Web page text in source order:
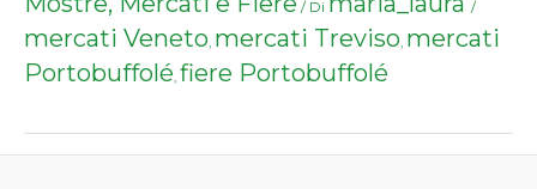
/ Di /
mercati Veneto, mercati Treviso, mercati
Portobuffolé, fiere Portobuffolé